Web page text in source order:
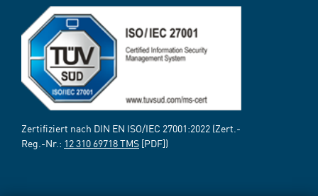
Zertifiziert nach DIN EN ISO/IEC 27001:2022 (Zert.-
Reg.-Nr.: 12 310 69718 TMS [PDF])